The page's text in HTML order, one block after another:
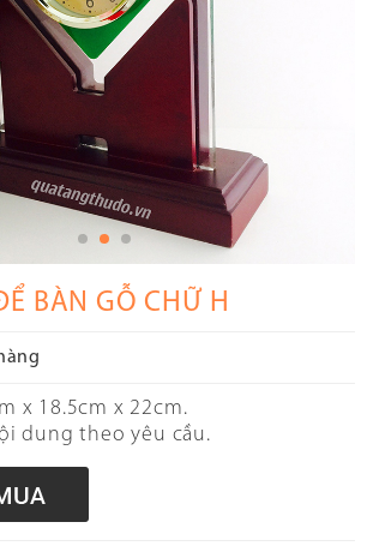
BÀN GỖ CHỮ H
x 18.5cm x 22cm.
dung theo yêu cầu.